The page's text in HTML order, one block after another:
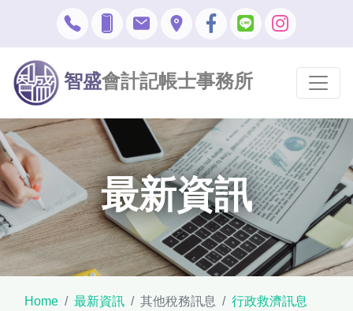
智盛會計記帳士事務所
最新資訊
Home 最新資訊 其他稅務訊息 行政救濟訊息